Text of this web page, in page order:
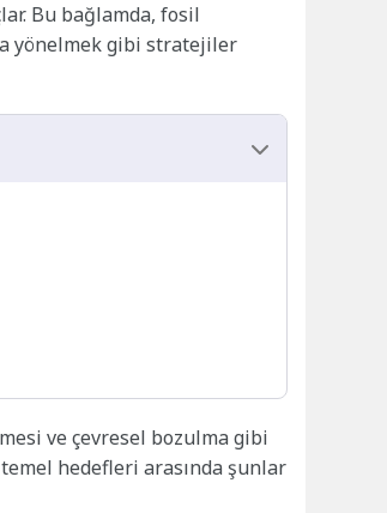
Bu bağlamda, fosil
yönelmek gibi stratejiler
ve çevresel bozulma gibi
hedefleri arasında şunlar